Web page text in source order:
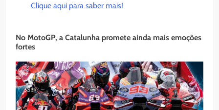
Clique aqui para saber mais!
No MotoGP, a Catalunha promete ainda mais emoções
fortes